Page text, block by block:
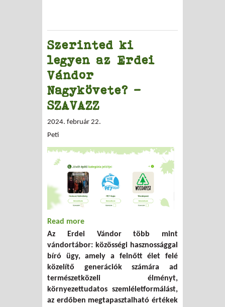
Szerinted ki
legyen az Erdei
Vándor
Nagykövete? -
SZAVAZZ
2024. február 22.
Peti
Read more
Vándor Nagykövete? - SZAVAZZ
Az Erdei Vándor több mint
vándortábor: közösségi hasznossággal
bíró ügy, amely a felnőtt élet felé
közelítő generációk számára ad
természetközeli élményt,
környezettudatos szemléletformálást,
az erdőben megtapasztalható értékek